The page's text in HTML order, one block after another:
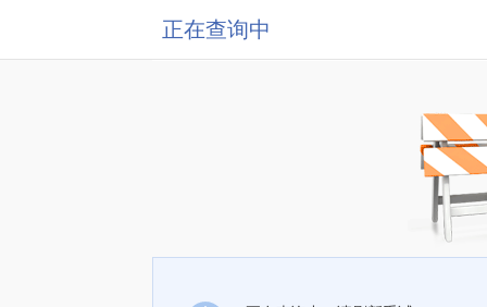
正在查询中